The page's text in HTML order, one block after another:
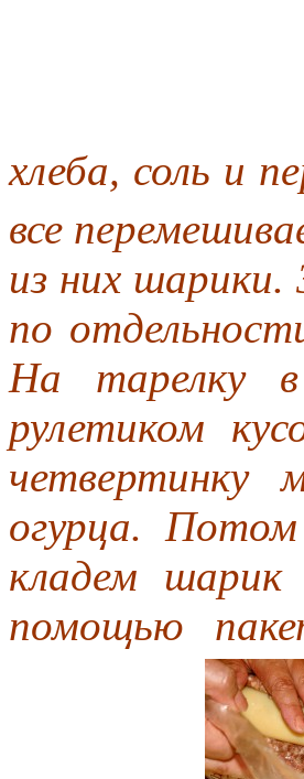
хлеба, соль и
все
из них шарики.
по
На тарелку
рулетиком
четвертинку
огурца.
кладем
помощью